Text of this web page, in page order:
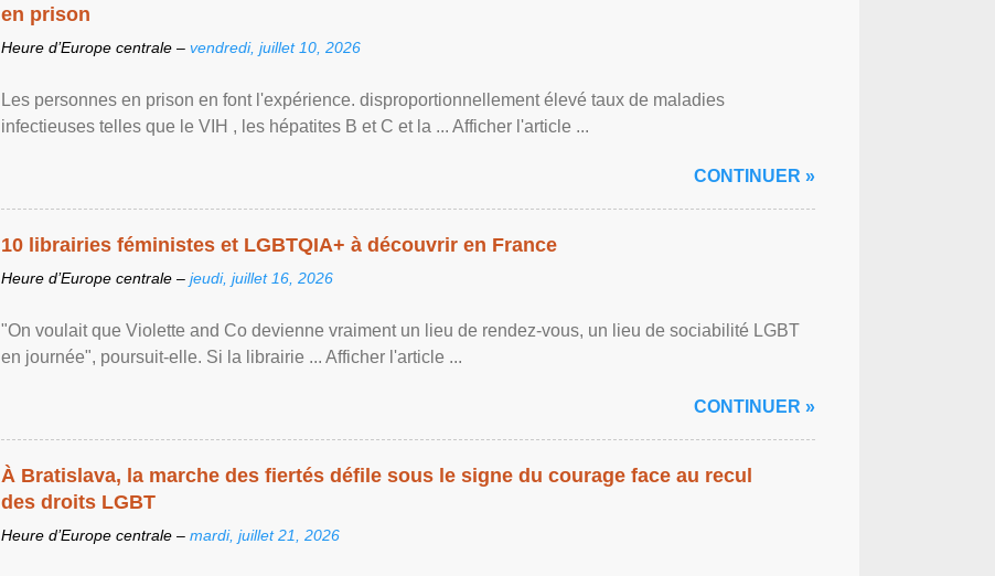
en prison
Heure d’Europe centrale – vendredi, juillet 10, 2026
Les personnes en prison en font l'expérience. disproportionnellement élevé taux de maladies
infectieuses telles que le VIH , les hépatites B et C et la ... Afficher l'article ...
CONTINUER »
10 librairies féministes et LGBTQIA+ à découvrir en France
Heure d’Europe centrale – jeudi, juillet 16, 2026
"On voulait que Violette and Co devienne vraiment un lieu de rendez-vous, un lieu de sociabilité LGBT
en journée", poursuit-elle. Si la librairie ... Afficher l'article ...
CONTINUER »
À Bratislava, la marche des fiertés défile sous le signe du courage face au recul
des droits LGBT
Heure d’Europe centrale – mardi, juillet 21, 2026